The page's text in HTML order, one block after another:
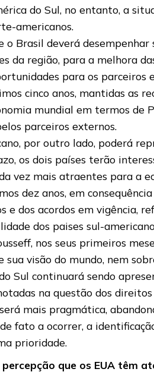
do Sul, no entanto, a
americanos.
o Brasil deverá
da região, para a melhora
para os parceiros
cinco anos, mantidas as
mundial em termos de
parceiros externos.
por outro lado, poderá
os dois países terão
vez mais atraentes para a
dez anos, em
e dos acordos em vigência,
dos paises sul-
nos seus primeiros
visão do mundo, nem
continuará sendo
na questão dos
mais pragmática,
fato a ocorrer, a
prioridade.
que os EUA têm